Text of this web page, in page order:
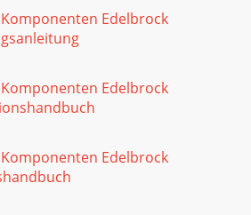
 &! %+%&TM
Street Fire Spark Plug Wires
conductor that’swrapped in a sleek
The t
&! 2
Edelbrock
Edelbrock
Edelbrock